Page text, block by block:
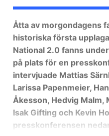
Åtta av morgondagens
historiska första
National 2.0 fanns
på plats för en
intervjuade Mattias
Larissa Papenmeier,
Åkesson, Hedvig Malm,
Isak Gifting och Kevin
presskonferensen